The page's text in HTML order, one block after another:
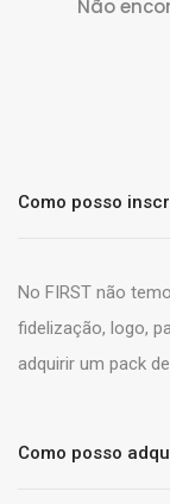
Não
Como posso
No FIRST não
fidelização, logo,
adquirir um pack
Como posso